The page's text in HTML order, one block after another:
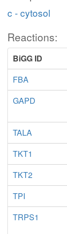
c - cytosol
Reactions:
BiGG ID
FBA
GAPD
TALA
TKT1
TKT2
TPI
TRPS1